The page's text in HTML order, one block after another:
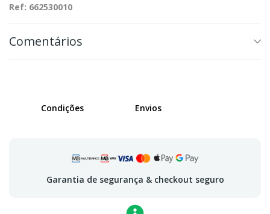
Ref: 662530010
Comentários
Condições Envios
Garantia de segurança & checkout seguro